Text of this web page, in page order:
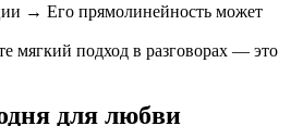
→ Его прямолинейность может
мягкий подход в разговорах — это
для любви